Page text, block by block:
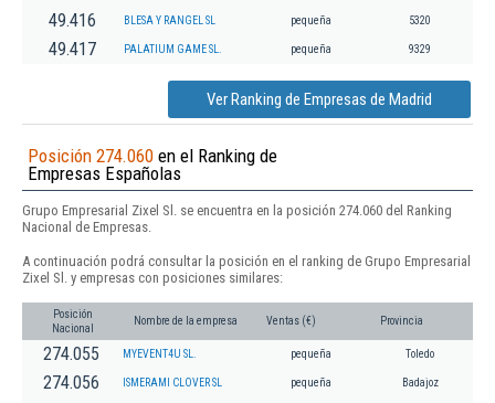
49.416 BLESA Y RANGEL SL pequeña 5320
49.417 PALATIUM GAME SL. pequeña 9329
Ver Ranking de Empresas de Madrid
Posición 274.060 en el Ranking de
Empresas Españolas
Grupo Empresarial Zixel Sl. se encuentra en la posición 274.060 del Ranking
Nacional de Empresas.
A continuación podrá consultar la posición en el ranking de Grupo Empresarial
Zixel Sl. y empresas con posiciones similares:
Posición
Nacional
Nombre de la empresa Ventas (€) Provincia
274.055 MYEVENT4U SL. pequeña Toledo
274.056 ISMERAMI CLOVER SL pequeña Badajoz